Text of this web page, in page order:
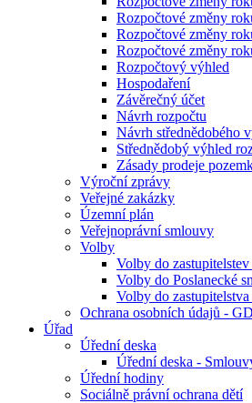
Rozpočtové změny
Rozpočtové změny
Rozpočtové změny
Rozpočtový výhled
Hospodaření
Závěrečný účet
Návrh rozpočtu
Návrh střednědobého
Střednědobý výhled
Zásady prodeje
Výroční zprávy
Veřejné zakázky
Územní plán
Veřejnoprávní smlouvy
Volby
Volby do
Volby do Poslanecké
Volby do
Ochrana osobních údajů -
Úřad
Úřední deska
Úřední deska -
Úřední hodiny
Sociálně právní ochrana dětí